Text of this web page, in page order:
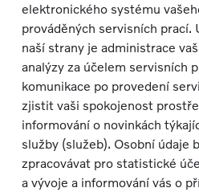
elektronického systému
prováděných servisních prací.
naší strany je administrace
analýzy za účelem servisních
komunikace po provedení
zjistit vaši spokojenost
informování o novinkách
služby (služeb). Osobní údaje
zpracovávat pro statistické
a vývoje a informování vás o